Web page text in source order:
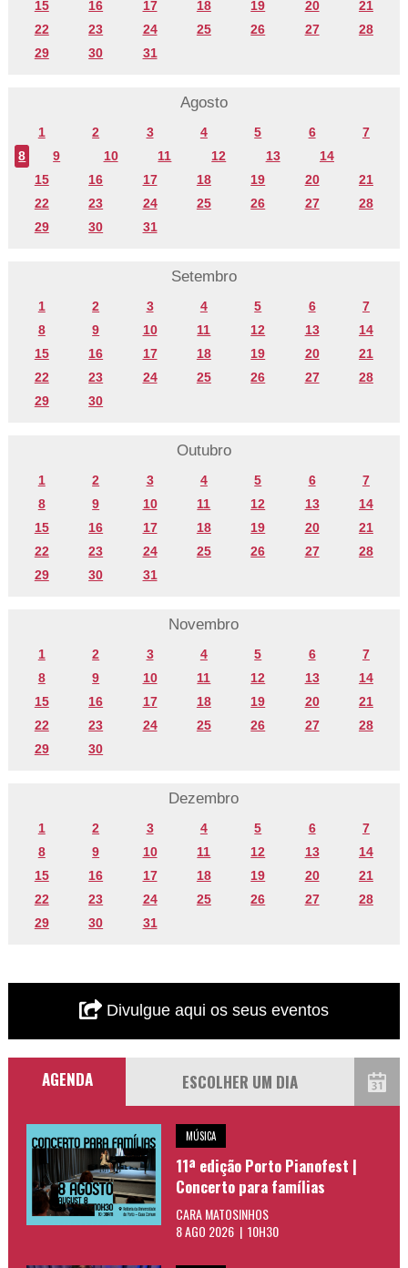
15 16 17 18 19 20
21
22
23 24 25 26 27
28
29
30 31
Agosto
1 2 3 4 5 6
7
8
9 10 11 12 13
14
15
16 17 18 19 20
21
22
23 24 25 26 27
28
29
30 31
Setembro
1 2 3 4 5 6
7
8
9 10 11 12 13
14
15
16 17 18 19 20
21
22
23 24 25 26 27
28
29
30
Outubro
1 2 3 4 5 6
7
8
9 10 11 12 13
14
15
16 17 18 19 20
21
22
23 24 25 26 27
28
29
30 31
Novembro
1 2 3 4 5 6
7
8
9 10 11 12 13
14
15
16 17 18 19 20
21
22
23 24 25 26 27
28
29
30
Dezembro
1 2 3 4 5 6
7
8
9 10 11 12 13
14
15
16 17 18 19 20
21
22
23 24 25 26 27
28
29
30 31
Divulgue aqui os seus eventos
AGENDA
MÚSICA
11ª edição Porto Pianofest |
Concerto para famílias
CARA MATOSINHOS
8 AGO 2026 | 10H30